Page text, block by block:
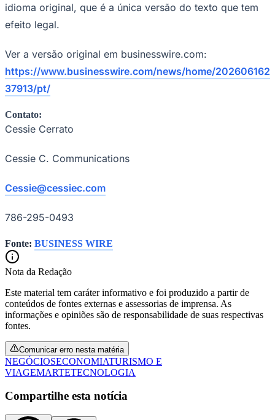
Flamengo
Fluminense
idioma original, que é a única versão do texto que tem
efeito legal.
Ver a versão original em businesswire.com:
https://www.businesswire.com/news/home/202606162
37913/pt/
Contato:
Cessie Cerrato
Cessie C. Communications
Cessie@cessiec.com
786-295-0493
Fonte: BUSINESS WIRE
Nota da Redação
Este material tem caráter informativo e foi produzido a partir de
conteúdos de fontes externas e assessorias de imprensa. As
informações e opiniões são de responsabilidade de suas respectivas
fontes.
Comunicar erro nesta matéria
NEGÓCIOSECONOMIATURISMO E
VIAGEMARTETECNOLOGIA
Compartilhe esta notícia